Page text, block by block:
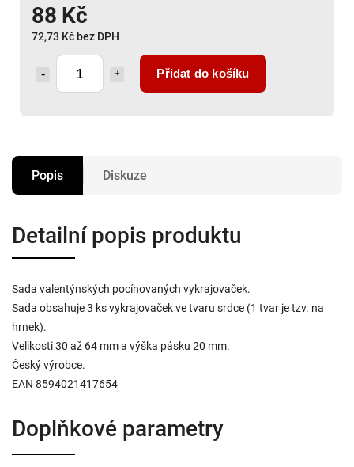
88 Kč
72,73 Kč bez DPH
Přidat do košíku
Popis Diskuze
Detailní popis produktu
Sada valentýnských pocínovaných vykrajovaček.
Sada obsahuje 3 ks vykrajovaček ve tvaru srdce (1 tvar je tzv. na
hrnek).
Velikosti 30 až 64 mm a výška pásku 20 mm.
Český výrobce.
EAN 8594021417654
Doplňkové parametry